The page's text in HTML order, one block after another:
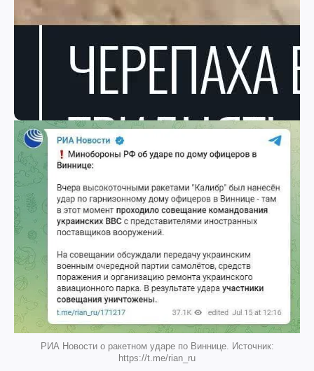
РИА Новости о ракетном ударе по Виннице. Источник:
https://t.me/rian_ru